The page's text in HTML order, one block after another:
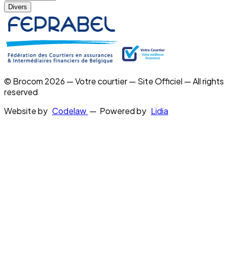
Divers
© Brocom 2026 — Votre courtier — Site Officiel — All rights
reserved
Website by Codelaw — Powered by Lidia